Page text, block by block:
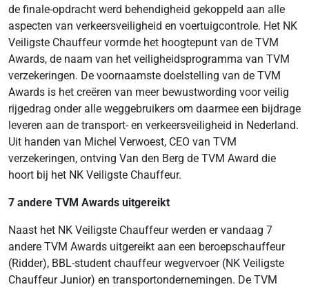
de finale-opdracht werd behendigheid gekoppeld aan alle
aspecten van verkeersveiligheid en voertuigcontrole. Het NK
Veiligste Chauffeur vormde het hoogtepunt van de TVM
Awards, de naam van het veiligheidsprogramma van TVM
verzekeringen. De voornaamste doelstelling van de TVM
Awards is het creëren van meer bewustwording voor veilig
rijgedrag onder alle weggebruikers om daarmee een bijdrage
leveren aan de transport- en verkeersveiligheid in Nederland.
Uit handen van Michel Verwoest, CEO van TVM
verzekeringen, ontving Van den Berg de TVM Award die
hoort bij het NK Veiligste Chauffeur.
7 andere TVM Awards uitgereikt
Naast het NK Veiligste Chauffeur werden er vandaag 7
andere TVM Awards uitgereikt aan een beroepschauffeur
(Ridder), BBL-student chauffeur wegvervoer (NK Veiligste
Chauffeur Junior) en transportondernemingen. De TVM